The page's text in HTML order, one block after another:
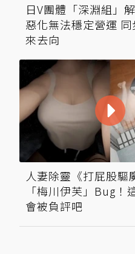
日V團體「深淵組」
惡化無法穩定營運
來去向
人妻除靈《打屁股驅
「梅川伊芙」Bug！
會被負評吧